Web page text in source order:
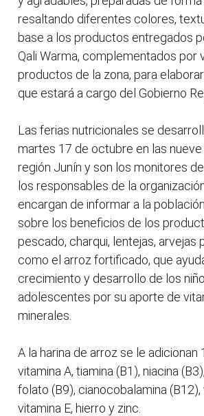
resaltando diferentes colores,
base a los productos entregados
Qali Warma, complementados por
productos de la zona, para
que estará a cargo del Gobierno
Las ferias nutricionales se
martes 17 de octubre en las
región Junín y son los monitores
los responsables de la
encargan de informar a la
sobre los beneficios de los
pescado, charqui, lentejas, arvejas
como el arroz fortificado, que
crecimiento y desarrollo de los
adolescentes por su aporte de
minerales.
A la harina de arroz se le adicionan
vitamina A, tiamina (B1), niacina
folato (B9), cianocobalamina (B12),
vitamina E, hierro y zinc.